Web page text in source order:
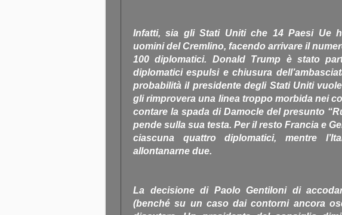
Infatti, sia gli Stati Uniti che 14 Paesi Ue
uomini del Cremlino, facendo arrivare il
100 diplomatici. Donald Trump è stato
diplomatici espulsi e chiusura
probabilità il presidente degli Stati Uniti
gli rimprovera una linea troppo morbida nei
contare la spada di Damocle del presunto
pende sulla sua testa. Per il resto Francia e
ciascuna quattro diplomatici, mentre
allontanarne due.
La decisione di Paolo Gentiloni di
(benché su un caso dai contorni ancora